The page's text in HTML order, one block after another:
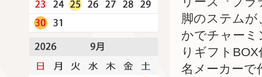
脚のステムが
かでチャーミ
りギフト
名メーカーで